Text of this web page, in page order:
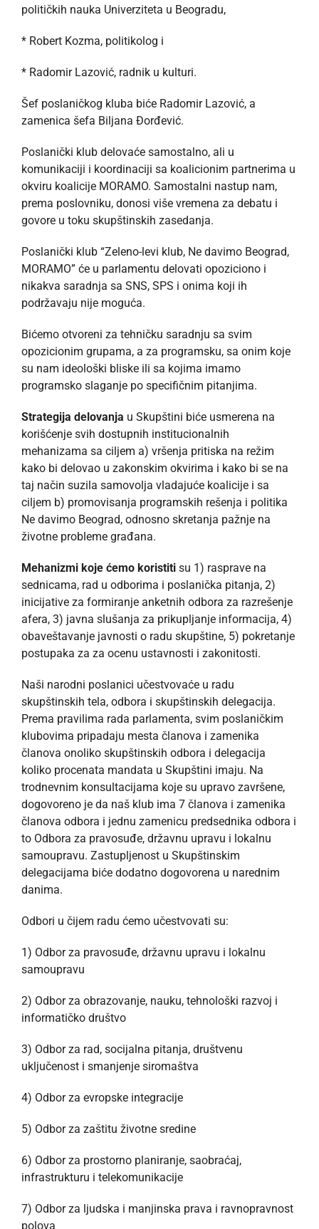
političkih nauka Univerziteta u Beogradu,
* Robert Kozma, politikolog i
* Radomir Lazović, radnik u kulturi.
Šef poslaničkog kluba biće Radomir Lazović, a
zamenica šefa Biljana Đorđević.
Poslanički klub delovaće samostalno, ali u
komunikaciji i koordinaciji sa koalicionim partnerima u
okviru koalicije MORAMO. Samostalni nastup nam,
prema poslovniku, donosi više vremena za debatu i
govore u toku skupštinskih zasedanja.
Poslanički klub “Zeleno-levi klub, Ne davimo Beograd,
MORAMO” će u parlamentu delovati opoziciono i
nikakva saradnja sa SNS, SPS i onima koji ih
podržavaju nije moguća.
Bićemo otvoreni za tehničku saradnju sa svim
opozicionim grupama, a za programsku, sa onim koje
su nam ideološki bliske ili sa kojima imamo
programsko slaganje po specifičnim pitanjima.
Strategija delovanja u Skupštini biće usmerena na
korišćenje svih dostupnih institucionalnih
mehanizama sa ciljem a) vršenja pritiska na režim
kako bi delovao u zakonskim okvirima i kako bi se na
taj način suzila samovolja vladajuće koalicije i sa
ciljem b) promovisanja programskih rešenja i politika
Ne davimo Beograd, odnosno skretanja pažnje na
životne probleme građana.
Mehanizmi koje ćemo koristiti su 1) rasprave na
sednicama, rad u odborima i poslanička pitanja, 2)
inicijative za formiranje anketnih odbora za razrešenje
afera, 3) javna slušanja za prikupljanje informacija, 4)
obaveštavanje javnosti o radu skupštine, 5) pokretanje
postupaka za za ocenu ustavnosti i zakonitosti.
Naši narodni poslanici učestvovaće u radu
skupštinskih tela, odbora i skupštinskih delegacija.
Prema pravilima rada parlamenta, svim poslaničkim
klubovima pripadaju mesta članova i zamenika
članova onoliko skupštinskih odbora i delegacija
koliko procenata mandata u Skupštini imaju. Na
trodnevnim konsultacijama koje su upravo završene,
dogovoreno je da naš klub ima 7 članova i zamenika
članova odbora i jednu zamenicu predsednika odbora i
to Odbora za pravosuđe, državnu upravu i lokalnu
samoupravu. Zastupljenost u Skupštinskim
delegacijama biće dodatno dogovorena u narednim
danima.
Odbori u čijem radu ćemo učestvovati su:
1) Odbor za pravosuđe, državnu upravu i lokalnu
samoupravu
2) Odbor za obrazovanje, nauku, tehnološki razvoj i
informatičko društvo
3) Odbor za rad, socijalna pitanja, društvenu
uključenost i smanjenje siromaštva
4) Odbor za evropske integracije
5) Odbor za zaštitu životne sredine
6) Odbor za prostorno planiranje, saobraćaj,
infrastrukturu i telekomunikacije
7) Odbor za ljudska i manjinska prava i ravnopravnost
polova